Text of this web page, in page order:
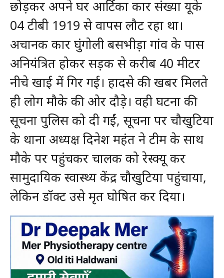
छोड़कर अपने घर आर्टिका कार संख्या यूके
04 टीबी 1919 से वापस लौट रहा था।
अचानक कार घुंगोली बसभीड़ा गांव के पास
अनियंत्रित होकर सड़क से करीब 40 मीटर
नीचे खाई में गिर गई। हादसे की खबर मिलते
ही लोग मौके की ओर दौड़े। वही घटना की
सूचना पुलिस को दी गईं, सूचना पर चौखुटिया
के थाना अध्यक्ष दिनेश महंत ने टीम के साथ
मौके पर पहुंचकर चालक को रेस्क्यू कर
सामुदायिक स्वास्थ्य केंद्र चौखुटिया पहुंचाया,
लेकिन डॉक्ट उसे मृत घोषित कर दिया।